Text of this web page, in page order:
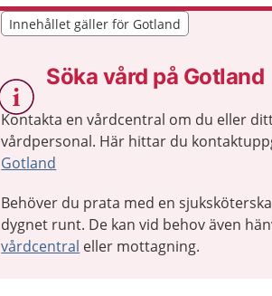
Innehållet gäller för Gotland
Innehållet gäller för Gotland
Söka vård på Gotland
Kontakta en vårdcentral om du eller
vårdpersonal. Här hittar du
Gotland
Behöver du prata med en
dygnet runt. De kan vid behov även
vårdcentral eller mottagning.